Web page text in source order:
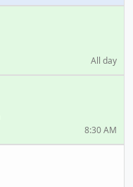
All day
8:30 AM